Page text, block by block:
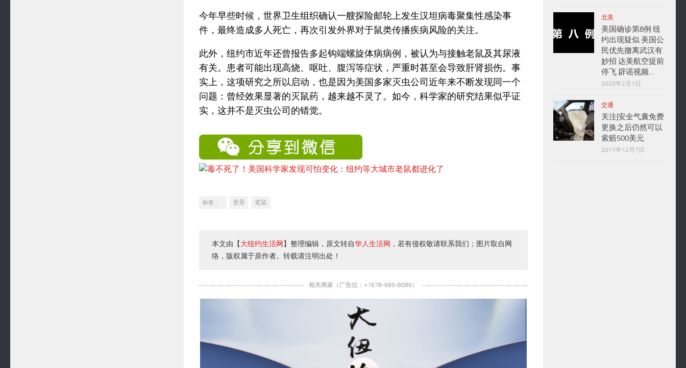
今年早些时候，世界卫生组织确认一艘探险邮轮上发生汉坦病毒聚集性感染事
件，最终造成多人死亡，再次引发外界对于鼠类传播疾病风险的关注。
此外，纽约市近年还曾报告多起钩端螺旋体病病例，被认为与接触老鼠及其尿液
有关。患者可能出现高烧、呕吐、腹泻等症状，严重时甚至会导致肝肾损伤。事
实上，这项研究之所以启动，也是因为美国多家灭虫公司近年来不断发现同一个
问题：曾经效果显著的灭鼠药，越来越不灵了。如今，科学家的研究结果似乎证
实，这并不是灭虫公司的错觉。
标签： 变异 老鼠
本文由【 大纽约生活网 】整理编辑，原文转自华人生活网 ，若有侵权敬请联系我们；图片取自网
络，版权属于原作者。转载请注明出处！
相关商家（广告位：+1678-685-8086）
北美
美国确诊第8例 纽
约出现疑似 美国公
民优先撤离武汉有
妙招 达美航空提前
停飞 辟谣视频…
2020年2月1日
交通
关注|安全气囊免费
更换之后仍然可以
索赔500美元
2017年12月7日